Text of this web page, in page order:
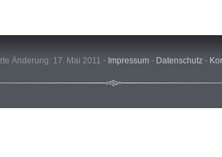
Änderung: 17. Mai 2011 - Impressum - Datenschutz -